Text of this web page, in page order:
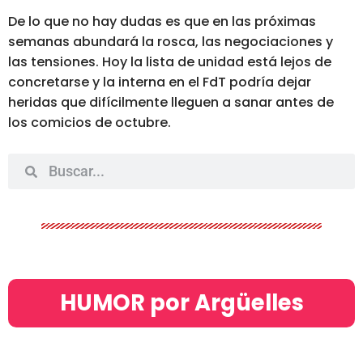
De lo que no hay dudas es que en las próximas
semanas abundará la rosca, las negociaciones y
las tensiones. Hoy la lista de unidad está lejos de
concretarse y la interna en el FdT podría dejar
heridas que difícilmente lleguen a sanar antes de
los comicios de octubre.
HUMOR por Argüelles​